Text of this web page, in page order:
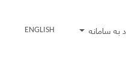
به سامانه ENGLISH